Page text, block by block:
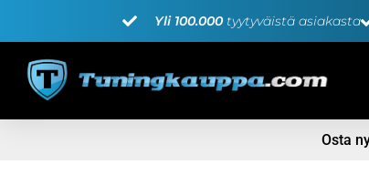
Yli 100.000 tyytyväistä asiakasta
Osta